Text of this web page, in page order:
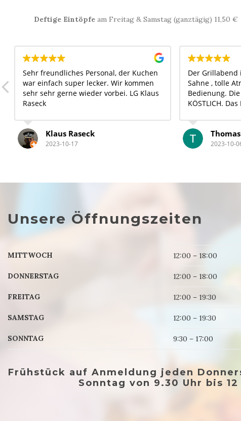
Deftige Eintöpfe am Freitag & Samstag (ganztägig) 11,50 €
Sehr freundliches Personal, der Kuchen
war einfach super lecker. Wir kommen
sehr sehr gerne wieder vorbei. LG Klaus
Raseck
Klaus Raseck
2023-10-17
Der Grillabend
Sahne , tolle
Bedienung.
KÖSTLICH.
Perfekt.
2023-10-
Unsere Öffnungszeiten
MITTWOCH 12:00 – 18:00
DONNERSTAG 12:00 – 18:00
FREITAG 12:00 – 19:30
SAMSTAG 12:00 – 19:30
SONNTAG 9:30 – 17:00
Frühstück auf Anmeldung jeden
Sonntag von 9.30 Uhr bis 12